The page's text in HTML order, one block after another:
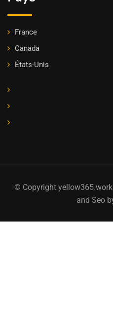
France
Canada
États-Unis
© Copyright
and Seo